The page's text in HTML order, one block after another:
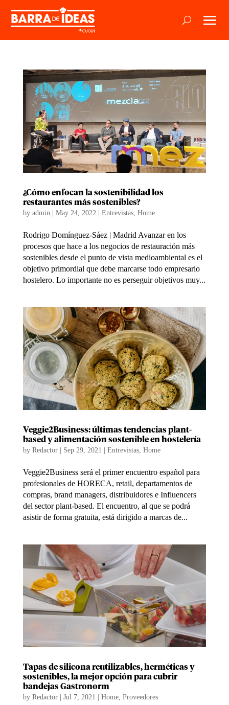
¿Cómo enfocan la sostenibilidad los
restaurantes más sostenibles?
by admin | May 24, 2022 | Entrevistas, Home
Rodrigo Domínguez-Sáez | Madrid Avanzar en los
procesos que hace a los negocios de restauración más
sostenibles desde el punto de vista medioambiental es el
objetivo primordial que debe marcarse todo empresario
hostelero. Lo importante no es perseguir objetivos muy...
Veggie2Business: últimas tendencias plant-
based y alimentación sostenible en hostelería
by Redactor| Sep 29, 2021 Entrevistas, Home
Veggie2Business será el primer encuentro español para
profesionales de HORECA, retail, departamentos de
compras, brand managers, distribuidores e Influencers
del sector plant-based. El encuentro, al que se podrá
asistir de forma gratuita, está dirigido a marcas de...
Tapas de silicona reutilizables, herméticas y
sostenibles, la mejor opción para cubrir
bandejas Gastronorm
by Redactor| Jul 7, 2021 Home, Proveedores